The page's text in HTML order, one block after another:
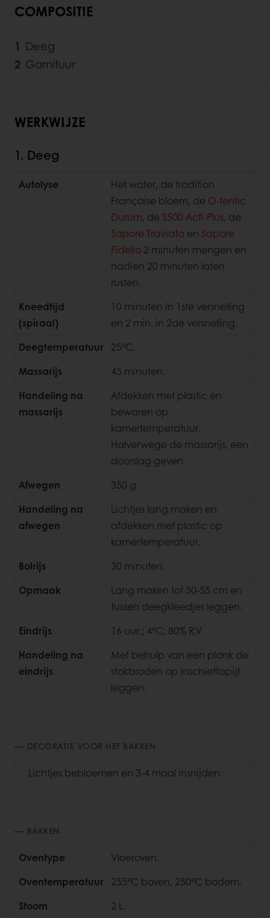
COMPOSITIE
Deeg
Garnituur
WERKWIJZE
1. Deeg
Autolyse
Het water, de tradition
Française bloem, de O-tentic
Durum, de S500 Acti-Plus, de
Sapore Traviata en Sapore
Fidelio 2 minuten mengen en
nadien 20 minuten laten
rusten.
Kneedtijd
(spiraal)
10 minuten in 1ste versnelling
en 2 min. in 2de versnelling.
Deegtemperatuur
25°C.
Massarijs
45 minuten.
Handeling na
massarijs
Afdekken met plastic en
bewaren op
kamertemperatuur.
Halverwege de massarijs, een
doorslag geven.
Afwegen
350 g
Handeling na
afwegen
Lichtjes lang maken en
afdekken met plastic op
kamertemperatuur.
Bolrijs
30 minuten.
Opmaak
Lang maken tot 50-55 cm en
tussen deegkleedjes leggen.
Eindrijs
16 uur.; 4°C; 80% R.V.
Handeling na
eindrijs
Met behulp van een plank de
stokbroden op inschiettapijt
leggen.
DECORATIE VOOR HET BAKKEN
Lichtjes bebloemen en 3-4 maal insnijden.
BAKKEN
Oventype
Vloeroven.
Oventemperatuur
255°C boven, 250°C bodem.
Stoom
2 L.